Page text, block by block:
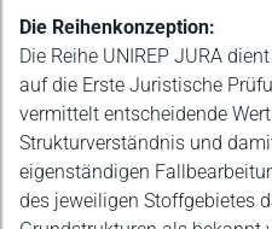
Die Reihenkonzeption:
Die Reihe UNIREP JURA
auf die Erste Juristische
vermittelt entscheidende
Strukturverständnis und
eigenständigen
des jeweiligen Stoffgebietes